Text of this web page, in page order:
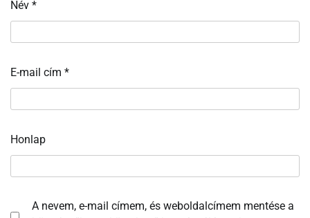
Név *
E-mail cím *
Honlap
A nevem, e-mail címem, és weboldalcímem mentése a